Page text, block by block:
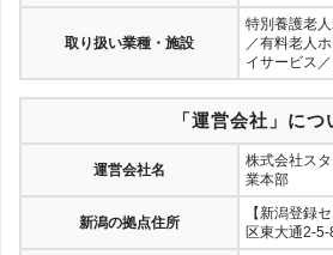
取り扱い業種・施設
特別養護老
／有料老人
イサービス
「運営会社」につ
運営会社名
株式会社ス
業本部
新潟の拠点住所
【新潟登録
区東大通2-